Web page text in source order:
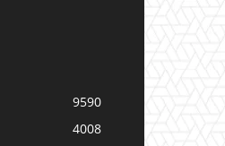
9590
4008